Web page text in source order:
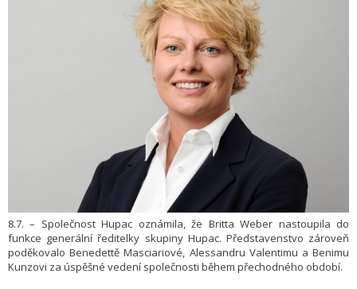
8.7. – Společnost Hupac oznámila, že Britta Weber nastoupila do
funkce generální ředitelky skupiny Hupac. Představenstvo zároveň
poděkovalo Benedettě Masciariové, Alessandru Valentimu a Benimu
Kunzovi za úspěšné vedení společnosti během přechodného období.